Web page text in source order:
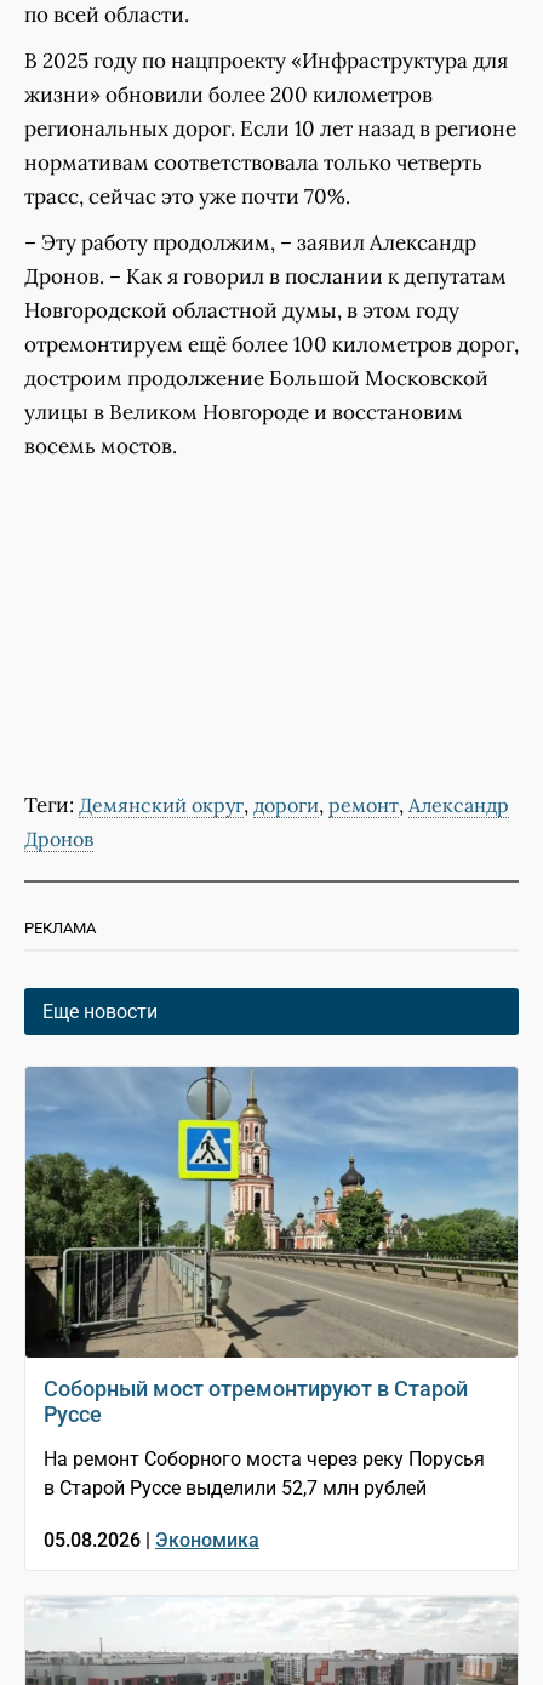
по всей области.
В 2025 году по нацпроекту «Инфраструктура для
жизни» обновили более 200 километров
региональных дорог. Если 10 лет назад в регионе
нормативам соответствовала только четверть
трасс, сейчас это уже почти 70%.
– Эту работу продолжим, – заявил Александр
Дронов. – Как я говорил в послании к депутатам
Новгородской областной думы, в этом году
отремонтируем ещё более 100 километров дорог,
достроим продолжение Большой Московской
улицы в Великом Новгороде и восстановим
восемь мостов.
Теги: Демянский округ, дороги, ремонт, Александр
Дронов
РЕКЛАМА
Еще новости
Соборный мост отремонтируют в Старой
Руссе
На ремонт Соборного моста через реку Порусья
в Старой Руссе выделили 52,7 млн рублей
05.08.2026 | Экономика